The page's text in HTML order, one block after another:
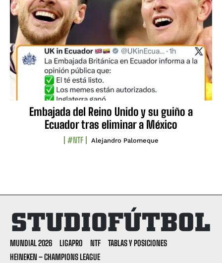
Embajada del Reino Unido y su guiño a
Ecuador tras eliminar a México
#NTF Alejandro Palomeque
MUNDIAL 2026 LIGAPRO NTF
TABLAS Y POSICIONES
HEINEKEN – CHAMPIONS LEAGUE